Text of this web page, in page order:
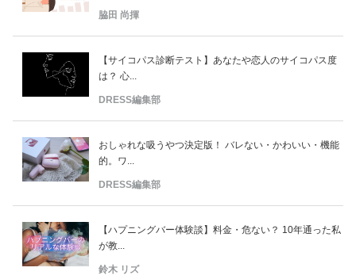
脇田 尚揮
【サイコパス診断テスト】あなたや恋人のサイコパス度
は？ 心...
DRESS編集部
おしゃれな吸うやつ決定版！ バレない・かわいい・機能
的。ワ...
DRESS編集部
【ハプニングバー体験談】料金・危ない？ 10年通った私
が教...
鈴木 リズ